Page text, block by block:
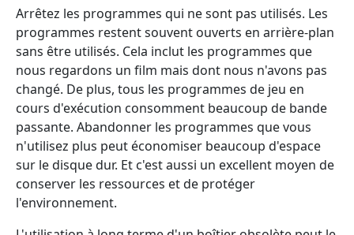
Arrêtez les programmes qui ne sont pas utilisés. Les
programmes restent souvent ouverts en arrière-plan
sans être utilisés. Cela inclut les programmes que
nous regardons un film mais dont nous n'avons pas
changé. De plus, tous les programmes de jeu en
cours d'exécution consomment beaucoup de bande
passante. Abandonner les programmes que vous
n'utilisez plus peut économiser beaucoup d'espace
sur le disque dur. Et c'est aussi un excellent moyen de
conserver les ressources et de protéger
l'environnement.